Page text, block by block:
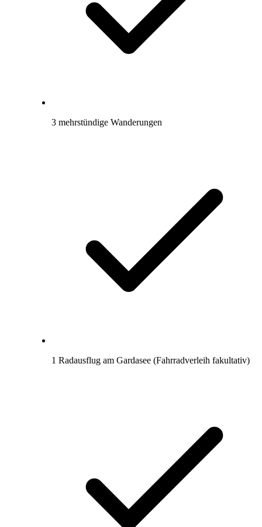
3 mehrstündige Wanderungen
1 Radausflug am Gardasee (Fahrradverleih fakultativ)